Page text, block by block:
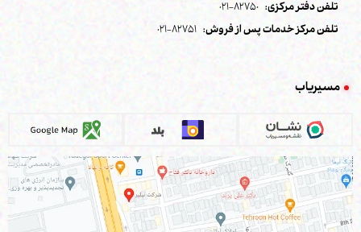
تلفن دفتر مرکزی: 82750-021
تلفن مرکز خدمات پس از فروش: 82751-021
مسیریاب